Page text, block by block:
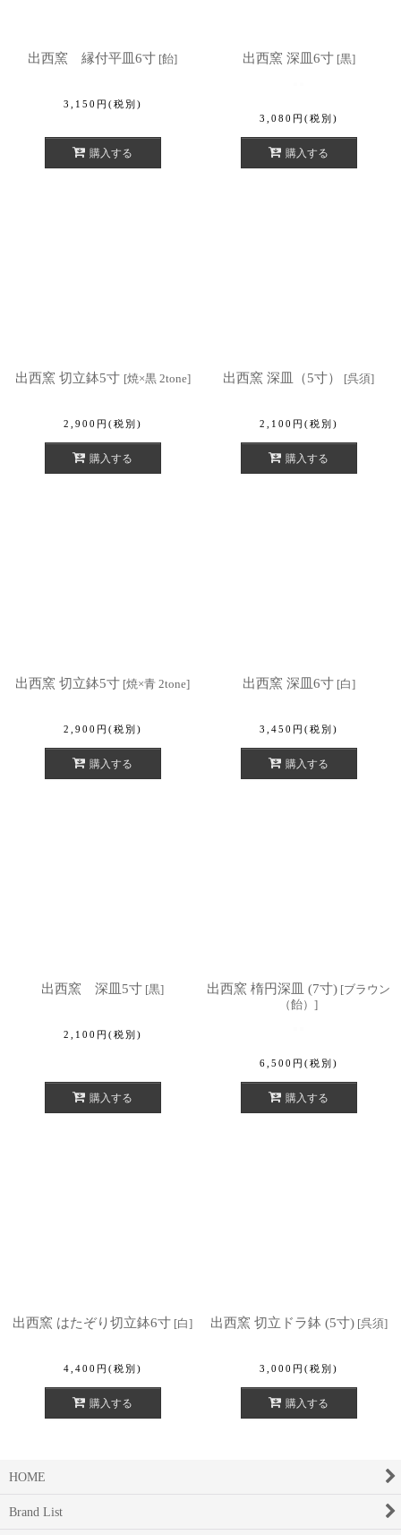
出西窯 縁付平皿6寸 [飴]
3,150 円 (税別)
購入する
出西窯 深皿6寸 [黒]
3,080 円 (税別)
購入する
出西窯 切立鉢5寸 [焼×黒 2tone]
2,900 円 (税別)
購入する
出西窯 深皿（5寸） [呉須]
2,100 円 (税別)
購入する
出西窯 切立鉢5寸 [焼×青 2tone]
2,900 円 (税別)
購入する
出西窯 深皿6寸 [白]
3,450 円 (税別)
購入する
出西窯 深皿5寸 [黒]
2,100 円 (税別)
購入する
出西窯 楕円深皿 (7寸) [ブラウン
（飴） ]
6,500 円 (税別)
購入する
出西窯 はたぞり切立鉢6寸 [白]
4,400 円 (税別)
購入する
出西窯 切立ドラ鉢 (5寸) [呉須]
3,000 円 (税別)
購入する
HOME
Brand List